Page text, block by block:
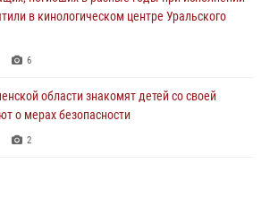
в кинологическом центре Уральского
6
области знакомят детей со своей
о мерах безопасности
2